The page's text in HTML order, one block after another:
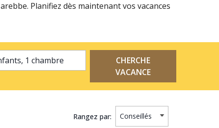
Planifiez dès maintenant vos vacances
2 adultes, 0 enfants, 1 chambre
CHERCHE
VACANCE
Rangez par: